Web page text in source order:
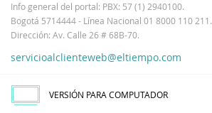
Info general del portal: PBX: 57 (1) 2940100.
Bogotá 5714444 - Línea Nacional 01 8000 110 211.
Dirección: Av. Calle 26 # 68B-70.
servicioalclienteweb@eltiempo.com
VERSIÓN PARA COMPUTADOR